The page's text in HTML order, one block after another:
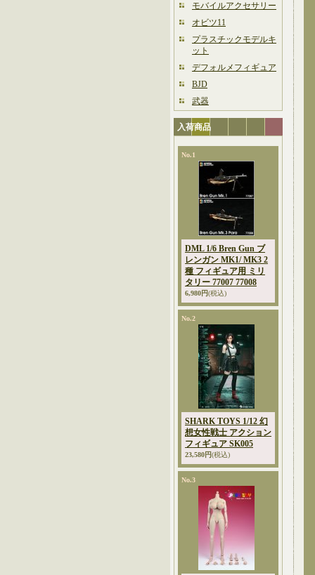
モバイルアクセサリー
オビツ11
プラスチックモデルキ
ット
デフォルメフィギュア
BJD
武器
入荷商品
No.1
DML 1/6 Bren Gun ブ
レンガン MK1/ MK3 2
種 フィギュア用 ミリ
タリー 77007 77008
6,980円(税込)
No.2
SHARK TOYS 1/12 幻
想女性戦士 アクション
フィギュア SK005
23,580円(税込)
No.3